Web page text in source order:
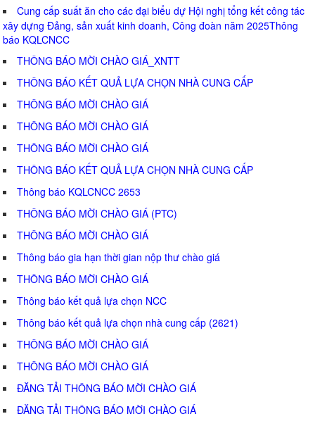
Cung cấp suất ăn cho các đại biểu dự Hội nghị tổng kết công tác
xây dựng Đảng, sản xuất kinh doanh, Công đoàn năm 2025Thông
báo KQLCNCC
THÔNG BÁO MỜI CHÀO GIÁ_XNTT
THÔNG BÁO KẾT QUẢ LỰA CHỌN NHÀ CUNG CẤP
THÔNG BÁO MỜI CHÀO GIÁ
THÔNG BÁO MỜI CHÀO GIÁ
THÔNG BÁO MỜI CHÀO GIÁ
THÔNG BÁO KẾT QUẢ LỰA CHỌN NHÀ CUNG CẤP
Thông báo KQLCNCC 2653
THÔNG BÁO MỜI CHÀO GIÁ (PTC)
THÔNG BÁO MỜI CHÀO GIÁ
Thông báo gia hạn thời gian nộp thư chào giá
THÔNG BÁO MỜI CHÀO GIÁ
Thông báo kết quả lựa chọn NCC
Thông báo kết quả lựa chọn nhà cung cấp (2621)
THÔNG BÁO MỜI CHÀO GIÁ
THÔNG BÁO MỜI CHÀO GIÁ
ĐĂNG TẢI THÔNG BÁO MỜI CHÀO GIÁ
ĐĂNG TẢI THÔNG BÁO MỜI CHÀO GIÁ